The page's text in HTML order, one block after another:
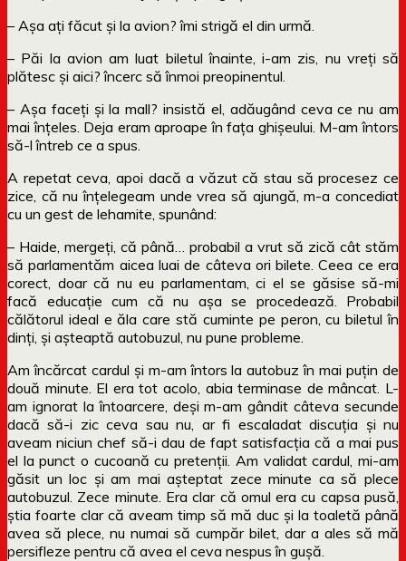
– Așa ați făcut și la avion? îmi strigă el din urmă.
– Păi la avion am luat biletul înainte, i-am zis, nu vreți să
plătesc și aici? încerc să înmoi preopinentul.
– Așa faceți și la mall? insistă el, adăugând ceva ce nu am
mai înțeles. Deja eram aproape în fața ghișeului. M-am întors
să-l întreb ce a spus.
A repetat ceva, apoi dacă a văzut că stau să procesez ce
zice, că nu înțelegeam unde vrea să ajungă, m-a concediat
cu un gest de lehamite, spunând:
– Haide, mergeți, că până… probabil a vrut să zică cât stăm
să parlamentăm aicea luai de câteva ori bilete. Ceea ce era
corect, doar că nu eu parlamentam, ci el se găsise să-mi
facă educație cum că nu așa se procedează. Probabil
călătorul ideal e ăla care stă cuminte pe peron, cu biletul în
dinți, și așteaptă autobuzul, nu pune probleme.
Am încărcat cardul și m-am întors la autobuz în mai puțin de
două minute. El era tot acolo, abia terminase de mâncat. L-
am ignorat la întoarcere, deși m-am gândit câteva secunde
dacă să-i zic ceva sau nu, ar fi escaladat discuția și nu
aveam niciun chef să-i dau de fapt satisfacția că a mai pus
el la punct o cucoană cu pretenții. Am validat cardul, mi-am
găsit un loc și am mai așteptat zece minute ca să plece
autobuzul. Zece minute. Era clar că omul era cu capsa pusă,
știa foarte clar că aveam timp să mă duc și la toaletă până
avea să plece, nu numai să cumpăr bilet, dar a ales să mă
persifleze pentru că avea el ceva nespus în gușă.